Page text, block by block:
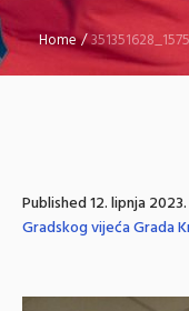
Home/
Published12. lipnja 2023.
Gradskog vijeća Grada